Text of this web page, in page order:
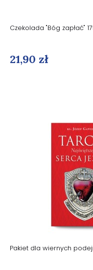
Czekolada "Bóg zapłać"
21,90 zł
Pakiet dla wiernych